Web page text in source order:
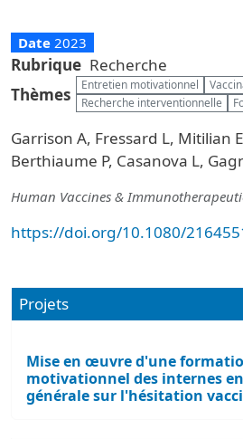
Date 2023
Rubrique Recherche
Thèmes
Entretien motivationnel
Recherche interventionnelle
Garrison A, Fressard L, Mitilian
Berthiaume P, Casanova L,
Human Vaccines &
https://doi.org/10.1080/
Projets
Mise en œuvre d'une
motivationnel des internes
générale sur l'hésitation